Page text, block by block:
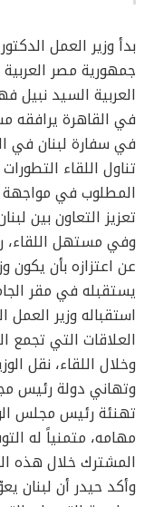
بدأ وزير العمل
جمهورية مصر العربية
العربية السيد نبيل
في القاهرة يرافقه
في سفارة لبنان في
تناول اللقاء
المطلوب في مواجهة
تعزيز التعاون بين
وفي مستهل اللقاء،
عن اعتزازه بأن يكون
يستقبله في مقر
استقباله وزير
العلاقات التي تجمع
وخلال اللقاء، نقل
وتهاني دولة رئيس
تهنئة رئيس مجلس
مهامه، متمنياً له
المشترك خلال هذه
وأكد حيدر أن لبنان